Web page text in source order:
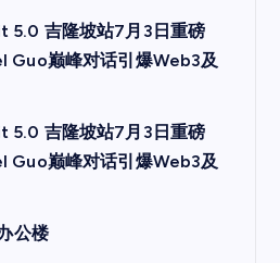
5.0 吉隆坡站7月3日重磅
Guo巅峰对话引爆Web3及
5.0 吉隆坡站7月3日重磅
Guo巅峰对话引爆Web3及
公楼